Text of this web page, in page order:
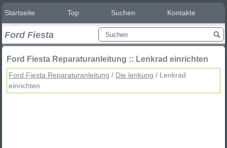
Startseite Top Suchen Kontakte
Ford Fiesta
Ford Fiesta Reparaturanleitung :: Lenkrad einrichten
Ford Fiesta Reparaturanleitung / Die lenkung / Lenkrad
einrichten